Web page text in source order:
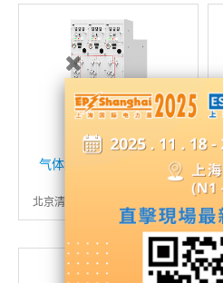
气体绝缘环网柜（环保气
北京清畅电力技术股份有限公司